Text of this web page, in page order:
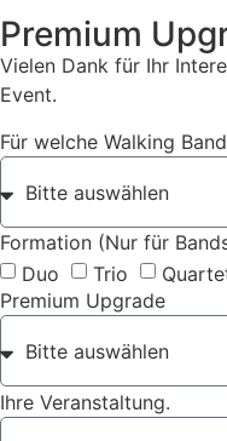
Premium
Vielen Dank für Ihr
Event.
Für welche Walking
Formation (Nur für
Duo
Trio
Premium Upgrade
Ihre Veranstaltung.